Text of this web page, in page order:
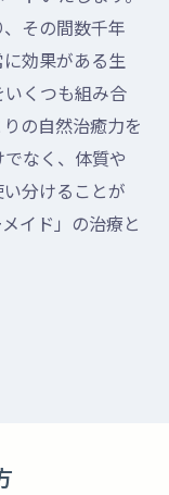
その間数千年
効果がある生
くつも組み合
の自然治癒力を
なく、体質や
分けることが
イド」の治療と